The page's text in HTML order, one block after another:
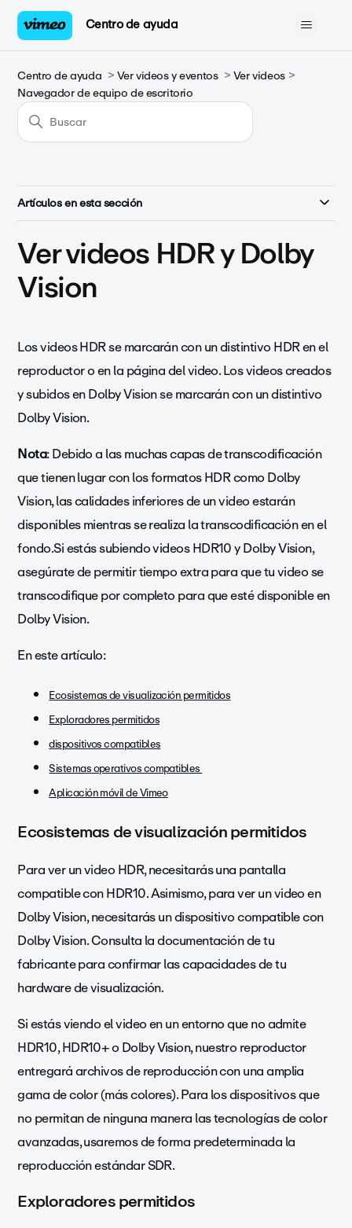
Centro de ayuda
Centro de ayuda Ver videos y eventos
Ver videos
Navegador de equipo de escritorio
Artículos en esta sección
Ver videos HDR y Dolby
Vision
Los videos HDR se marcarán con un distintivo HDR en el
reproductor o en la página del video. Los videos creados
y subidos en Dolby Vision se marcarán con un distintivo
Dolby Vision.
Nota: Debido a las muchas capas de transcodificación
que tienen lugar con los formatos HDR como Dolby
Vision, las calidades inferiores de un video estarán
disponibles mientras se realiza la transcodificación en el
fondo.Si estás subiendo videos HDR10 y Dolby Vision,
asegúrate de permitir tiempo extra para que tu video se
transcodifique por completo para que esté disponible en
Dolby Vision.
En este artículo:
Ecosistemas de visualización permitidos
Exploradores permitidos
dispositivos compatibles
Sistemas operativos compatibles
Aplicación móvil de Vimeo
Ecosistemas de visualización permitidos
Para ver un video HDR, necesitarás una pantalla
compatible con HDR10. Asimismo, para ver un video en
Dolby Vision, necesitarás un dispositivo compatible con
Dolby Vision. Consulta la documentación de tu
fabricante para confirmar las capacidades de tu
hardware de visualización.
Si estás viendo el video en un entorno que no admite
HDR10, HDR10+ o Dolby Vision, nuestro reproductor
entregará archivos de reproducción con una amplia
gama de color (más colores). Para los dispositivos que
no permitan de ninguna manera las tecnologías de color
avanzadas, usaremos de forma predeterminada la
reproducción estándar SDR.
Exploradores permitidos